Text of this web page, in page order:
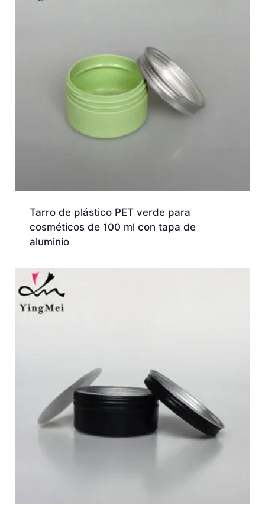
Tarro de plástico PET verde para
cosméticos de 100 ml con tapa de
aluminio